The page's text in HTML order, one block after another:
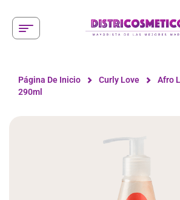
Página De Inicio Curly Love
Afro
290ml